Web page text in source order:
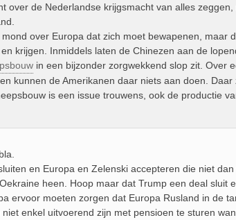
over de Nederlandse krijgsmacht van alles
over Europa dat zich moet bewapenen, maar
krijgen. Inmiddels laten de Chinezen aan de
in een bijzonder zorgwekkend slop zit. Over
kunnen de Amerikanen daar niets aan doen.
is een issue trouwens, ook de productie
en Europa en Zelenski accepteren die niet
heen. Hoop maar dat Trump een deal sluit
ervoor moeten zorgen dat Europa Rusland in de
enkel uitvoerend zijn met pensioen te sturen